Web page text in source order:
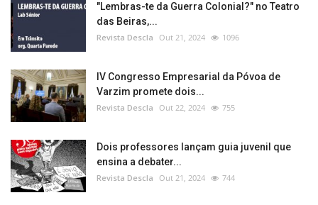
"Lembras-te da Guerra Colonial?" no Teatro
das Beiras,...
Revista Descla Out 21, 2024 1096
IV Congresso Empresarial da Póvoa de
Varzim promete dois...
Revista Descla Out 22, 2024 755
Dois professores lançam guia juvenil que
ensina a debater...
Revista Descla Out 21, 2024 744